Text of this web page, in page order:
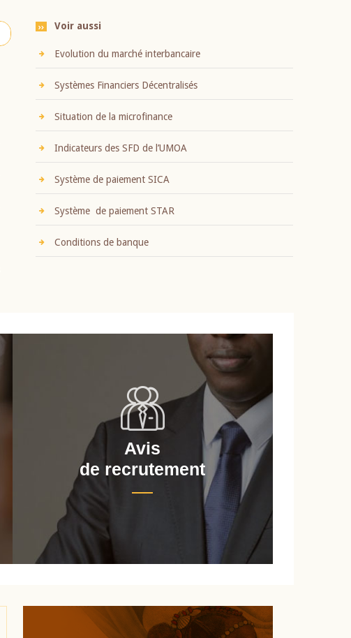
Voir aussi
Evolution du marché interbancaire
Systèmes Financiers Décentralisés
Situation de la microfinance
Indicateurs des SFD de l’UMOA
Système de paiement SICA
Système de paiement STAR
Conditions de banque
Avis
de recrutement